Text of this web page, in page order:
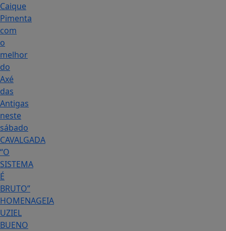
Caique
Pimenta
com
o
melhor
do
Axé
das
Antigas
neste
sábado
CAVALGADA
“O
SISTEMA
É
BRUTO”
HOMENAGEIA
UZIEL
BUENO